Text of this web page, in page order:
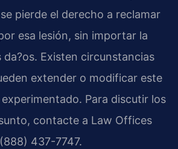
pierde el derecho a reclamar
esa lesión, sin importar la
da?os. Existen circunstancias
extender o modificar este
Para discutir los
contacte a Law Offices
437-7747.